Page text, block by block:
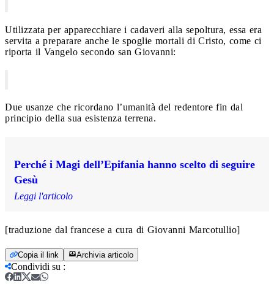
Utilizzata per apparecchiare i cadaveri alla sepoltura, essa era
servita a preparare anche le spoglie mortali di Cristo, come ci
riporta il Vangelo secondo san Giovanni:
Due usanze che ricordano l’umanità del redentore fin dal
principio della sua esistenza terrena.
Perché i Magi dell’Epifania hanno scelto di seguire
Gesù
Leggi l'articolo
[traduzione dal francese a cura di Giovanni Marcotullio]
Copia il link Archivia articolo
Condividi su :